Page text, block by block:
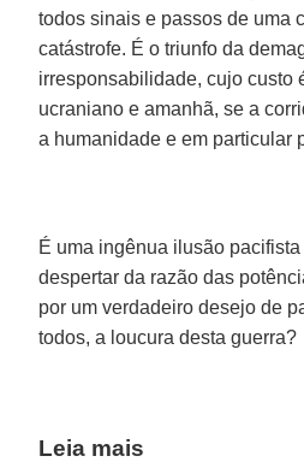
todos sinais e passos de uma
catástrofe. É o triunfo da
irresponsabilidade, cujo custo
ucraniano e amanhã, se a
a humanidade e em particular
É uma ingênua ilusão
despertar da razão das
por um verdadeiro desejo de
todos, a loucura desta guerra?
Leia mais